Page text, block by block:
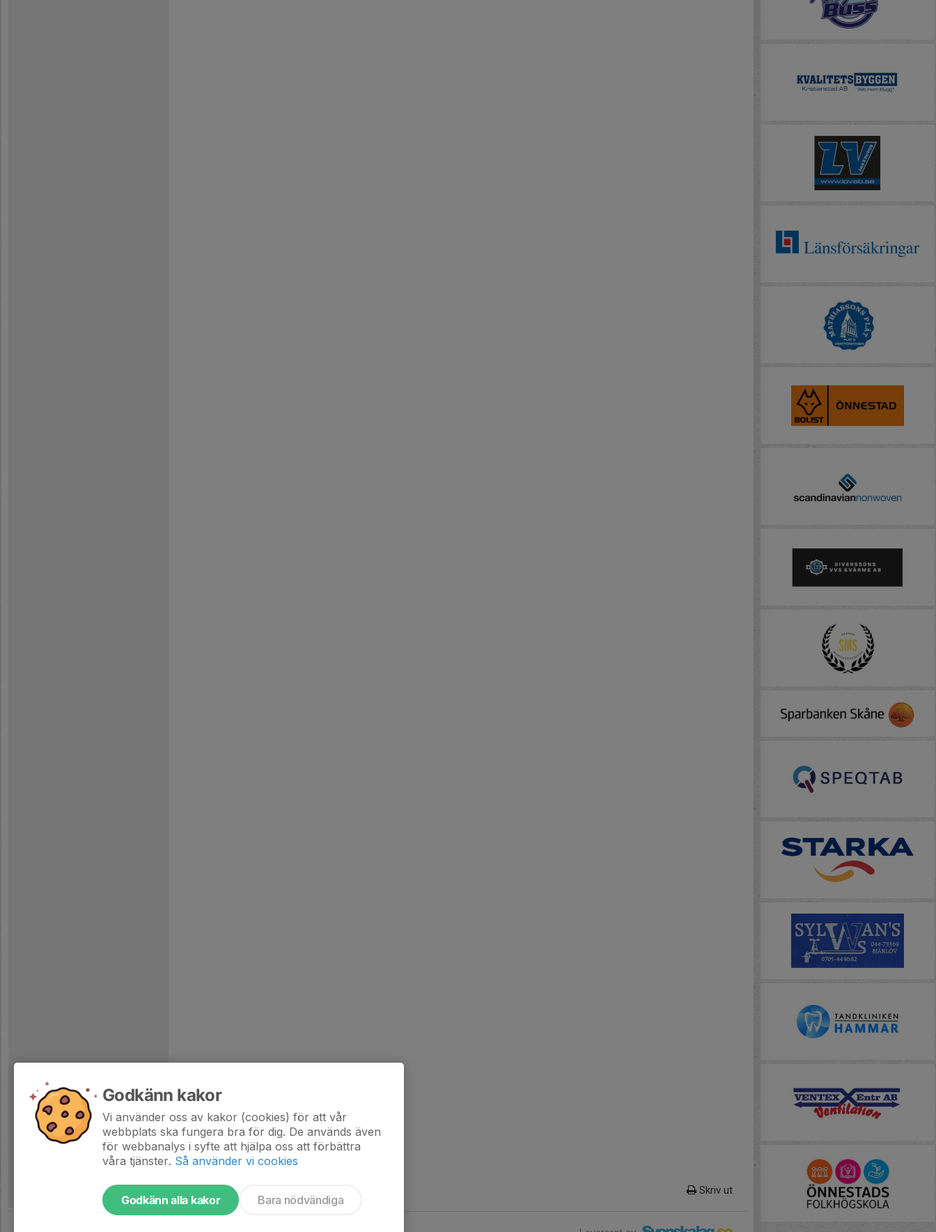
Skriv ut
Godkänn kakor
Vi använder oss av kakor (cookies) för att vår
webbplats ska fungera bra för dig. De används även
för webbanalys i syfte att hjälpa oss att förbättra
våra tjänster. Så använder vi cookies
Godkänn alla kakor Bara nödvändiga